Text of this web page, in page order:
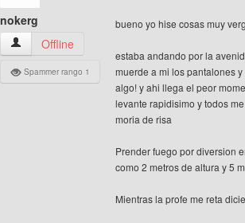
nokerg
nokerg Ver perfil del usuario
Offline
Spammer rango 1
bueno yo hise cosas muy
estaba andando por la
muerde a mi los pantalones
algo! y ahi llega el peor
levante rapidisimo y todos
moria de risa
Prender fuego por diversion
como 2 metros de altura y 5
Mientras la profe me reta